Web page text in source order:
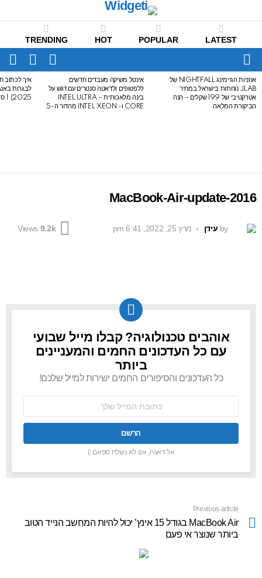
LATEST
POPULAR
HOT
TRENDING
Menu
SWITCH
SKIN
LATEST
STORIES
אוזניות הגיימינג NIGHTFALL של
JLAB נוחתות בישראל במחיר
אטרקטיבי של 199 שקלים – הנה
הביקורת המלאה
אינטל משיקה מעבדים חדשים
ללפטופים ולדאטה סנטרים עם דגש על
בינה מלאכותית – INTEL ULTRA
CORE ו- INTEL XEON מהדור ה-5
איך לכתוב
2025) | סיכום לבגרות באנגלית
2016-MacBook-Air-update
by עידן מרץ 25, 2022, 6:41 pm 9.2k
Views
NEWSLETTER
אוהבים טכנולוגיה? קבלו מייל שבועי
עם כל העדכונים החמים והמעניינים
ביותר
כל העדכונים והסיפורים החמים ישירות למייל שלכם!
אל דאגה, אנו לא נשלח ספאם :)
more
Previous article
MacBook Air בגודל 15 אינץ’ יכול להיות המחשב הנייד הטוב
ביותר שנוצר אי פעם